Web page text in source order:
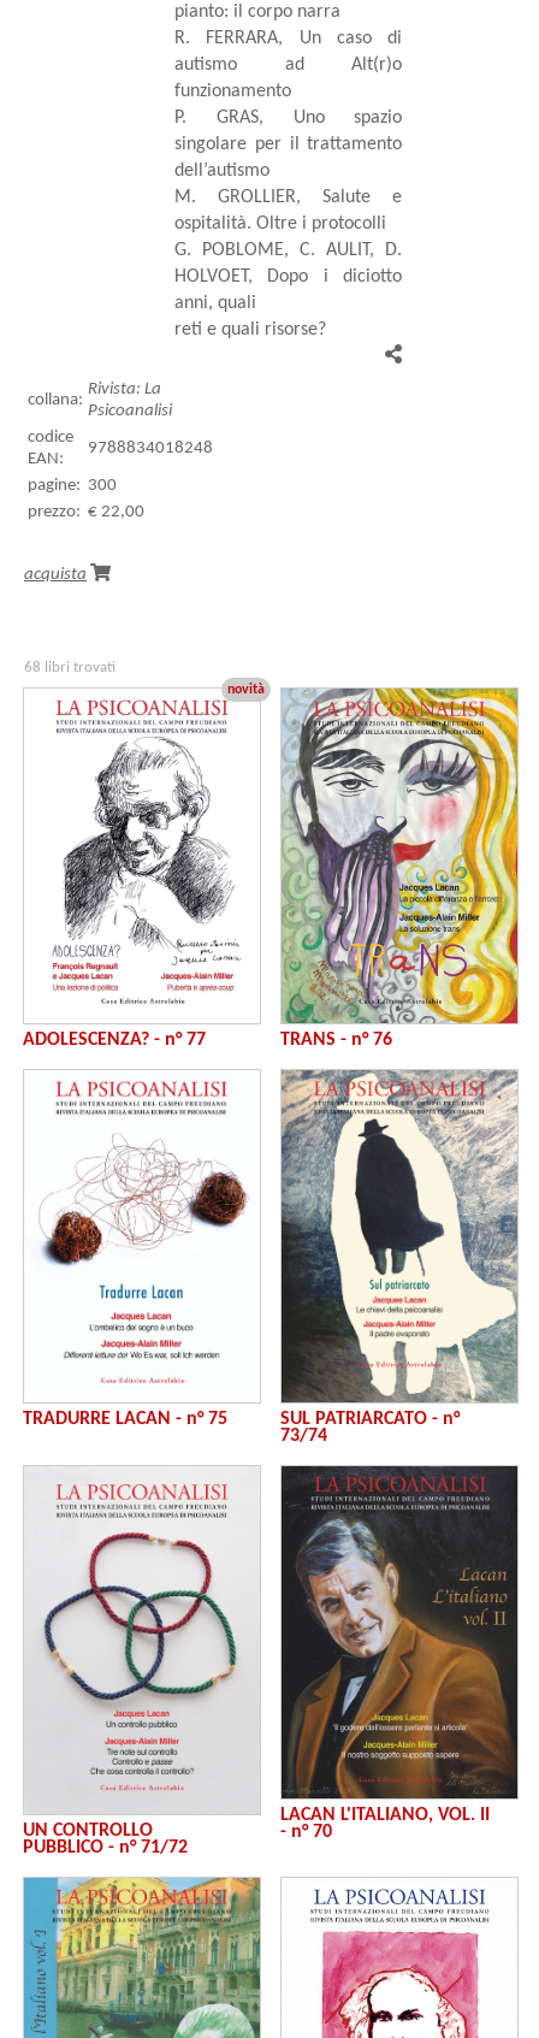
pianto: il corpo narra
R. FERRARA, Un caso di
autismo ad Alt(r)o
funzionamento
P. GRAS, Uno spazio
singolare per il trattamento
dell’autismo
M. GROLLIER, Salute e
ospitalità. Oltre i protocolli
G. POBLOME, C. AULIT, D.
HOLVOET, Dopo i diciotto
anni, quali
reti e quali risorse?
collana:
Rivista: La
Psicoanalisi
codice
EAN:
9788834018248
pagine: 300
prezzo: € 22,00
acquista
68 libri trovati
novità
ADOLESCENZA? - n° 77 TRANS - n° 76
TRADURRE LACAN - n° 75
SUL PATRIARCATO - n°
73/74
UN CONTROLLO
PUBBLICO - n° 71/72
LACAN L'ITALIANO, VOL. II
- n° 70